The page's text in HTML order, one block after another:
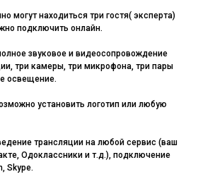
могут находиться три гостя( эксперта)
подключить онлайн.
звуковое и видеосопровождение
три камеры, три микрофона, три пары
освещение.
установить логотип или любую
трансляции на любой сервис (ваш
Одоклассники и т.д.), подключение
Skype.